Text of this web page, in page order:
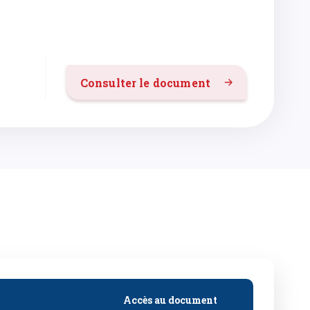
Consulter le document
Accès au document